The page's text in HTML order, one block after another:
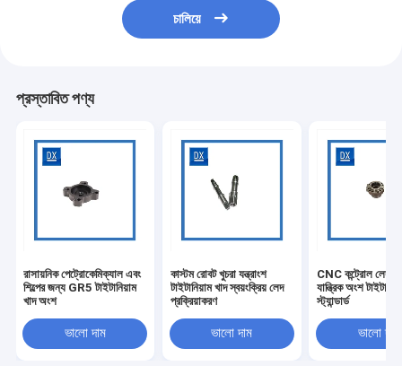
চালিয়ে
প্রস্তাবিত পণ্য
রাসায়নিক পেট্রোকেমিক্যাল এবং
শিল্পের জন্য GR5 টাইটানিয়াম
খাদ অংশ
ভালো দাম
কাস্টম রোবট খুচরা যন্ত্রাংশ
টাইটানিয়াম খাদ স্বয়ংক্রিয় লেদ
প্রক্রিয়াকরণ
ভালো দাম
CNC কন্ট্রোল লেদ
যান্ত্রিক অংশ
স্ট্যান্ডার্ড
ভালো দাম